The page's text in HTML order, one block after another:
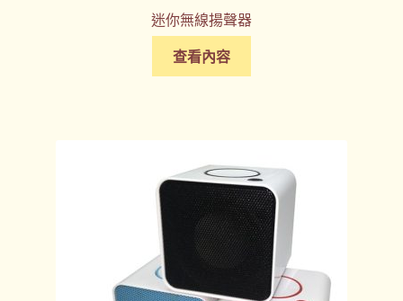
迷你無線揚聲器
查看內容